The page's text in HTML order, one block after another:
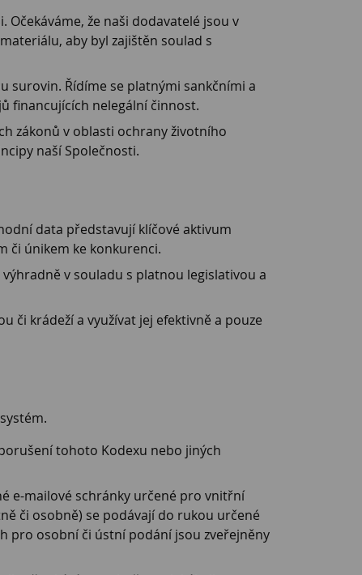
že naši dodavatelé jsou v
aby byl zajištěn soulad s
surovin. Řídíme se platnými sankčními a
financujících nelegální činnost.
zákonů v oblasti ochrany životního
naší Společnosti.
data představují klíčové aktivum
či únikem ke konkurenci.
v souladu s platnou legislativou a
či krádeží a využívat jej efektivně a pouze
tohoto Kodexu nebo jiných
e-mailové schránky určené pro vnitřní
či osobně) se podávají do rukou určené
pro osobní či ústní podání jsou zveřejněny